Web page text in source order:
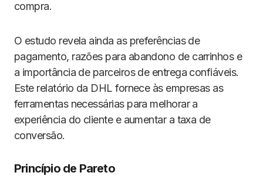
compra.
O estudo revela ainda as preferências de
pagamento, razões para abandono de carrinhos e
a importância de parceiros de entrega confiáveis.
Este relatório da DHL fornece às empresas as
ferramentas necessárias para melhorar a
experiência do cliente e aumentar a taxa de
conversão.
Princípio de Pareto